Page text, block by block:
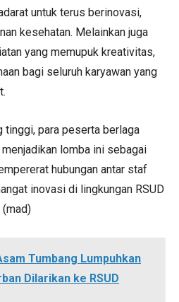
untuk terus berinovasi,
kesehatan. Melainkan juga
yang memupuk kreativitas,
bagi seluruh karyawan yang
tinggi, para peserta berlaga
lomba ini sebagai
hubungan antar staf
inovasi di lingkungan RSUD
(mad)
Tumbang Lumpuhkan
Dilarikan ke RSUD